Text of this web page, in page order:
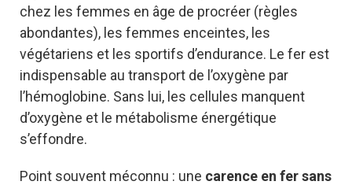
chez les femmes en âge de procréer (règles
abondantes), les femmes enceintes, les
végétariens et les sportifs d’endurance. Le fer est
indispensable au transport de l’oxygène par
l’hémoglobine. Sans lui, les cellules manquent
d’oxygène et le métabolisme énergétique
s’effondre.
Point souvent méconnu : une carence en fer sans